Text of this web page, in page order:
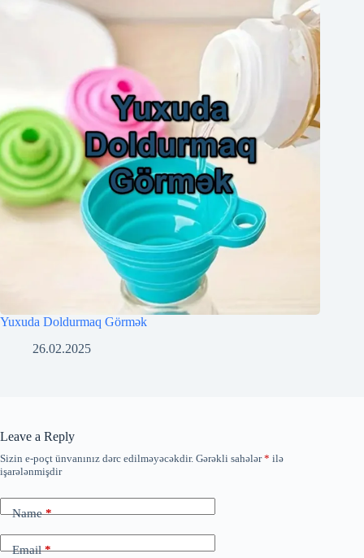
Yuxuda Doldurmaq Görmək
26.02.2025
Leave a Reply
Sizin e-poçt ünvanınız dərc edilməyəcəkdir. Gərəkli sahələr* ilə
işarələnmişdir
Name*
Email*